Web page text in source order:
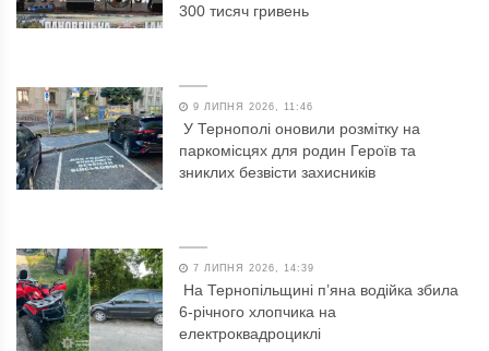
300 тисяч гривень
9 ЛИПНЯ 2026, 11:46
У Тернополі оновили розмітку на
паркомісцях для родин Героїв та
зниклих безвісти захисників
7 ЛИПНЯ 2026, 14:39
На Тернопільщині п’яна водійка збила
6-річного хлопчика на
електроквадроциклі